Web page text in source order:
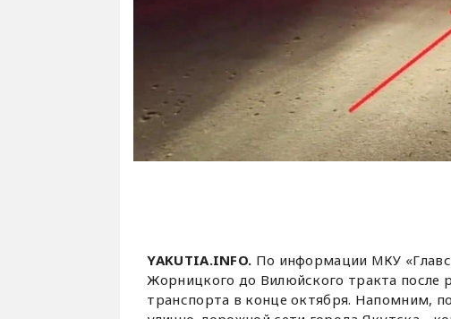
YAKUTIA.INFO. По информации МКУ
Жорницкого до Вилюйского тракта после
транспорта в конце октября. Напомним,